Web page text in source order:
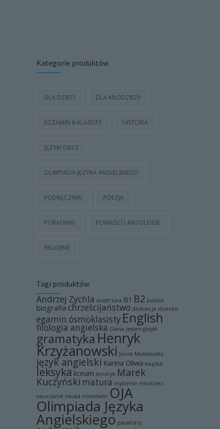
Kategorie produktów
DLA DZIECI DLA MŁODZIEŻY
EGZAMIN 8-KLASISTY HISTORIA
JĘZYKI OBCE
OLIMPIADA JĘZYKA ANGIELSKIEGO
PODRĘCZNIKI POEZJA
PORADNIKI POWIEŚCI I ANTOLOGIE
RELIGIJNE
Tagi produktów
Andrzej Zychla anett lura B1 B2 baśnie
biografia chrześcijaństwo dedukcja dziecko
egamin ósmoklasisty English
filologia angielska Giana Jessen glejak
gramatyka Henryk
Krzyżanowski Janek Mieszkiełło
język angielski Karina Oliwa książka
leksyka liceum limeryk Marek
Kuczyński matura myślenie młodzież
nauczanie nauka nowotwór OJA
Olimpiada Języka
Angielskiego parafrazy